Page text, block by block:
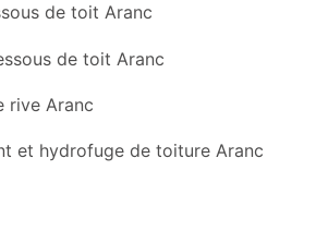
de toit Aranc
de toit Aranc
rive Aranc
et hydrofuge de toiture Aranc